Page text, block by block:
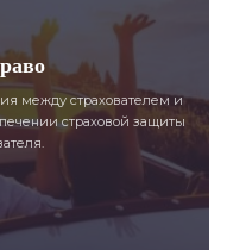
между страхователем и
страховой защиты